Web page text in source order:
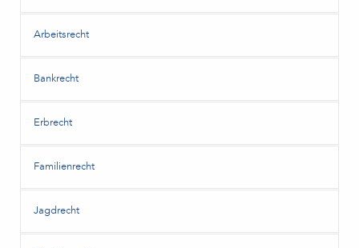
Arbeitsrecht
Bankrecht
Erbrecht
Familienrecht
Jagdrecht